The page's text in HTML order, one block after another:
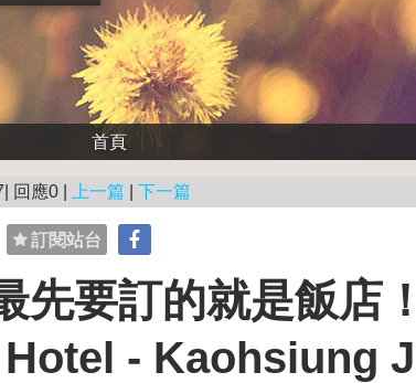
首頁
回應0 | 上一篇 下一篇
訂閱站台
先要訂的就是飯店
- Kaohsiung